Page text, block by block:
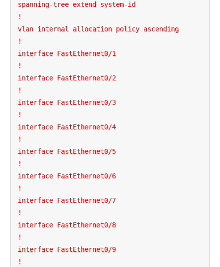
spanning-tree extend system-id
!
vlan internal allocation policy ascending
!
interface FastEthernet0/1
!
interface FastEthernet0/2
!
interface FastEthernet0/3
!
interface FastEthernet0/4
!
interface FastEthernet0/5
!
interface FastEthernet0/6
!
interface FastEthernet0/7
!
interface FastEthernet0/8
!
interface FastEthernet0/9
!